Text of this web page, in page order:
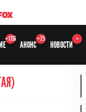
+1356
АНОНС
+25
НОВОСТИ
+